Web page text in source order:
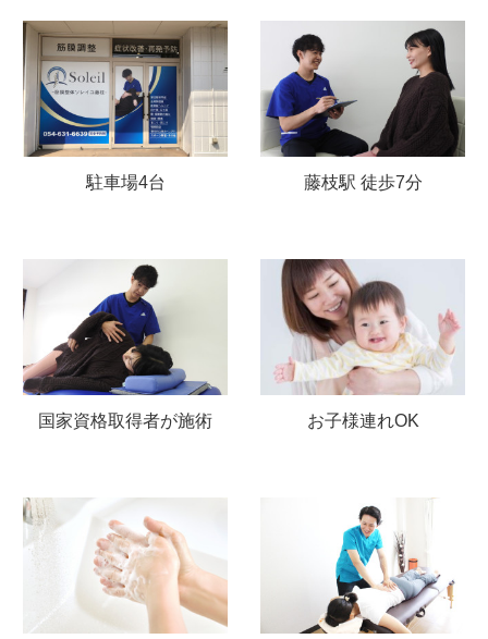
駐車場4台 藤枝駅 徒歩7分
国家資格取得者が施術 お子様連れOK